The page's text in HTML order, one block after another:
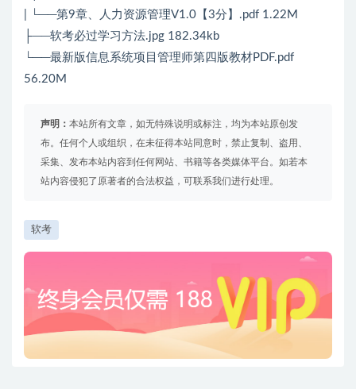
| └──第9章、人力资源管理V1.0【3分】.pdf 1.22M
├──软考必过学习方法.jpg 182.34kb
└──最新版信息系统项目管理师第四版教材PDF.pdf
56.20M
声明： 本站所有文章，如无特殊说明或标注，均为本站原创发
布。任何个人或组织，在未征得本站同意时，禁止复制、盗用、
采集、发布本站内容到任何网站、书籍等各类媒体平台。如若本
站内容侵犯了原著者的合法权益，可联系我们进行处理。
软考